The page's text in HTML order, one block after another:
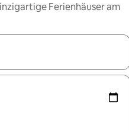
Ferienhäuser am
sind, navigiere mit den